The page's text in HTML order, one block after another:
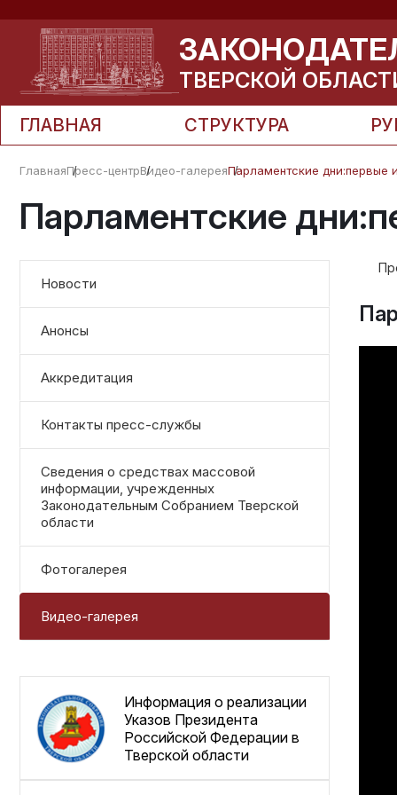
ТВЕРСКОЙ
ГЛАВНАЯ СТРУКТУРА
ГлавнаяПресс-центрВидео-галереяПарламентские дни:первые
Парламентские
Новости
Анонсы
Аккредитация
Контакты пресс-службы
Сведения о средствах массовой
информации, учрежденных
Законодательным Собранием Тверской
области
Фотогалерея
Видео-галерея
Информация о реализации
Указов Президента
Российской Федерации в
Тверской области